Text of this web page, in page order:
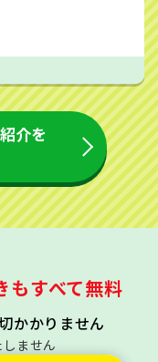
介を
もすべて無料
かかりません
ません